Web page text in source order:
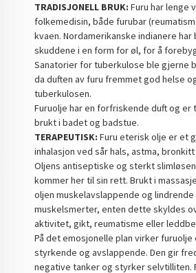
TRADISJONELL BRUK: Furu har lenge
folkemedisin, både furubar
kvaen. Nordamerikanske indianere
skuddene i en form for øl, for å
Sanatorier for tuberkulose ble gjerne
da duften av furu fremmet god helse
tuberkulosen.
Furuolje har en forfriskende duft og er
brukt i badet og badstue.
TERAPEUTISK: Furu eterisk olje er et
inhalasjon ved sår hals, astma,
Oljens antiseptiske og sterkt
kommer her til sin rett. Brukt i
oljen muskelavslappende og
muskelsmerter, enten dette skyldes
aktivitet, gikt, reumatisme eller
På det emosjonelle plan virker
styrkende og avslappende. Den gir
negative tanker og styrker selvtilliten.